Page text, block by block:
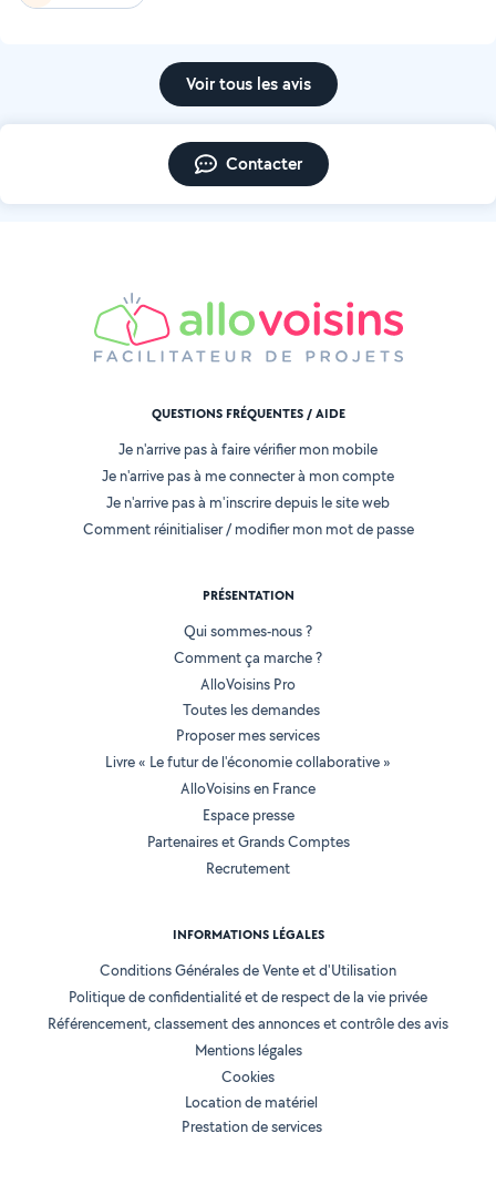
Voir tous les avis
Contacter
QUESTIONS FRÉQUENTES / AIDE
Je n'arrive pas à faire vérifier mon mobile
Je n'arrive pas à me connecter à mon compte
Je n'arrive pas à m'inscrire depuis le site web
Comment réinitialiser / modifier mon mot de passe
PRÉSENTATION
Qui sommes-nous ?
Comment ça marche ?
AlloVoisins Pro
Toutes les demandes
Proposer mes services
Livre « Le futur de l'économie collaborative »
AlloVoisins en France
Espace presse
Partenaires et Grands Comptes
Recrutement
INFORMATIONS LÉGALES
Conditions Générales de Vente et d'Utilisation
Politique de confidentialité et de respect de la vie privée
Référencement, classement des annonces et contrôle des avis
Mentions légales
Cookies
Location de matériel
Prestation de services